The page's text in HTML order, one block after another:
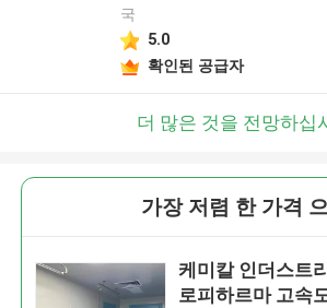
국
5.0
확인된 공급자
더 많은 것을 전망하십
가장 저렴 한 가격
케미칼 인더스트
로피하르마 고속